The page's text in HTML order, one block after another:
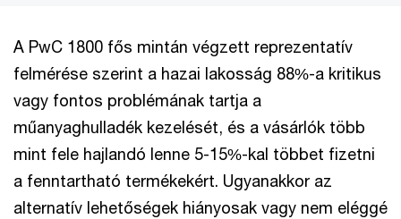
A PwC 1800 fős mintán végzett reprezentatív
felmérése szerint a hazai lakosság 88%-a kritikus
vagy fontos problémának tartja a
műanyaghulladék kezelését, és a vásárlók több
mint fele hajlandó lenne 5-15%-kal többet fizetni
a fenntartható termékekért. Ugyanakkor az
alternatív lehetőségek hiányosak vagy nem eléggé